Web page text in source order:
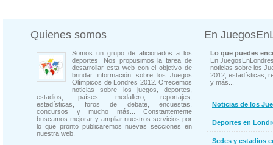
Quienes somos
Somos un grupo de aficionados a los
deportes. Nos propusimos la tarea de
desarrollar esta web con el objetivo de
brindar información sobre los Juegos
Olímpicos de Londres 2012. Ofrecemos
noticias sobre los juegos, deportes,
estadios, países, medallero, reportajes,
estadísticas, foros de debate, encuestas,
concursos y mucho más... Constantemente
buscamos mejorar y ampliar nuestros servicios por
lo que pronto publicaremos nuevas secciones en
nuestra web.
En
Lo que puedes
En
noticias sobre los
2012, estadísticas,
y más...
Noticias de los
Deportes en
Sedes y estadios